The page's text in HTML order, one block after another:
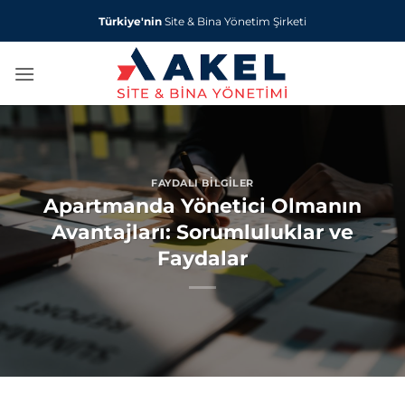
Türkiye'nin Site & Bina Yönetim Şirketi
FAYDALI BILGILER
Apartmanda Yönetici Olmanın
Avantajları: Sorumluluklar ve
Faydalar